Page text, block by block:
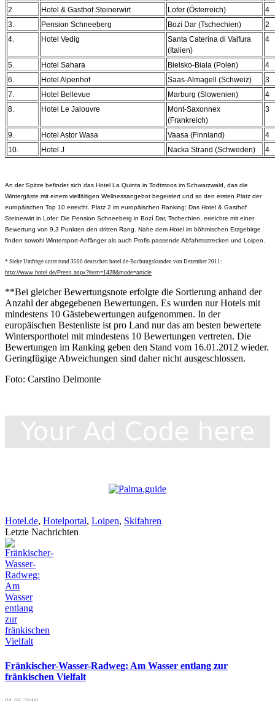
2.
Hotel & Gasthof Steinerwirt Lofer (Österreich)
4
3.
Pension Schneeberg Bozí Dar (Tschechien)
2
4.
Hotel Vedig
Santa Caterina di Valfura
(Italien)
4
5. Hotel Sahara Bielsko-Biala (Polen)
4
6.
Hotel Alpenhof Saas-Almagell (Schweiz)
3
7.
Hotel Bellevue Marburg (Slowenien)
4
8.
Hotel Le Jalouvre
Mont-Saxonnex
(Frankreich)
3
9. Hotel Astor Wasa Vaasa (Finnland)
4
10.
Hotel J Nacka Strand (Schweden) 4
An der Spitze befindet sich das Hotel La Quinta in Todtmoos im Schwarzwald, das die
Wintergäste mit einem vielfältigen Wellnessangebot begeistert und so den ersten Platz der
europäischen Top 10 erreicht. Platz 2 im europäischen Ranking: Das Hotel & Gasthof
Steinerwirt in Lofer. Die Pension Schneeberg in Bozí Dar, Tschechien, erreichte mit einer
Bewertung von 9,3 Punkten den dritten Rang. Nahe dem Hotel im böhmischen Erzgebirge
finden sowohl Wintersport-Anfänger als auch Profis passende Abfahrtsstrecken und Loipen.
* Siehe Umfrage unter rund 3500 deutschen hotel.de-Buchungskunden von Dezember 2011:
http://www.hotel.de/Press.aspx?item=1428&mode=article
**Bei gleicher Bewertungsnote erfolgte die Sortierung anhand der
Anzahl der abgegebenen Bewertungen. Es wurden nur Hotels mit
mindestens 10 Gästebewertungen aufgenommen. In der
europäischen Bestenliste ist pro Land nur das am besten bewertete
Wintersporthotel mit mindestens 10 Bewertungen vertreten. Die
Bewertungen im Ranking geben den Stand vom 16.01.2012 wieder.
Geringfügige Abweichungen sind daher nicht ausgeschlossen.
Foto: Carstino Delmonte
Hotel.de, Hotelportal, Loipen, Skifahren
Letzte Nachrichten
Fränkischer-Wasser-Radweg: Am Wasser entlang zur
fränkischen Vielfalt